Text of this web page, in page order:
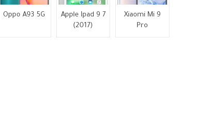
Oppo A93 5G
Apple Ipad 9 7
(2017)
Xiaomi Mi 9
Pro